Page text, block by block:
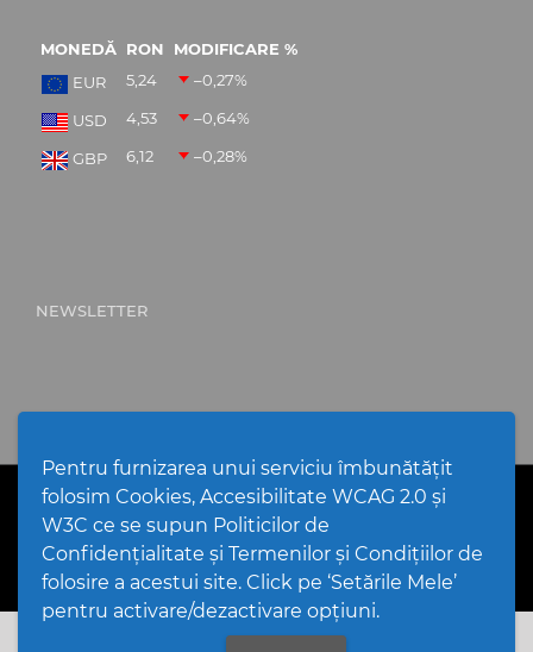
Pentru furnizarea unui serviciu îmbunătățit
folosim Cookies, Accesibilitate WCAG 2.0 și
W3C ce se supun Politicilor de
Confidențialitate și Termenilor și Condițiilor de
folosire a acestui site. Click pe ‘Setările Mele’
pentru activare/dezactivare opțiuni.
MONEDĂ RON
MODIFICARE %
EUR
5,24 –0,27%
USD 4,53 –0,64%
GBP 6,12 –0,28%
NEWSLETTER
PPW @2026 |Hartă Website|Setări Cookies și Accesibilitate
Politică de utilizare Cookies |Politică de confidențialitate
Termeni și condiții de utilizare a site-ului